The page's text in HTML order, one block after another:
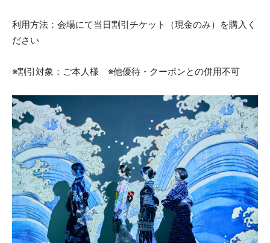
利用方法：会場にて当日割引チケット（現金のみ）を購入く
ださい
※割引対象：ご本人様 ※他優待・クーポンとの併用不可